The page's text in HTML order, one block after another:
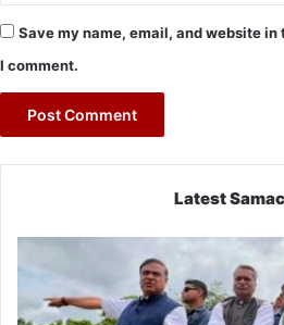
Save my name, email, and website
I comment.
Latest